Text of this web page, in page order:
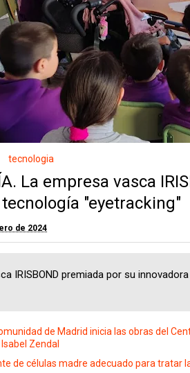
tecnologia
La empresa vasca
"eyetracking"
de 2024
IRISBOND premiada por su
de Madrid inicia las obras del
Zendal
de células madre adecuado para tratar